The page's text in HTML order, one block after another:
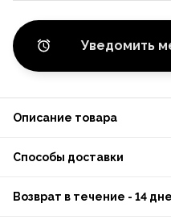
Уведомить
Описание товара
Способы доставки
Возврат в течение - 14